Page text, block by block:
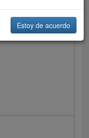
Estoy de acuerdo